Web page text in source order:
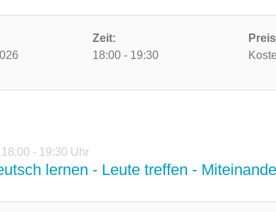
Zeit:
18:00 - 19:30
18:00 - 19:30 Uhr
lernen - Leute treffen -